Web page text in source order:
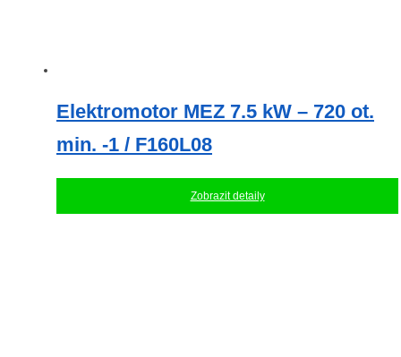
Elektromotor MEZ 7.5 kW – 720 ot.
min. -1 / F160L08
Zobrazit detaily